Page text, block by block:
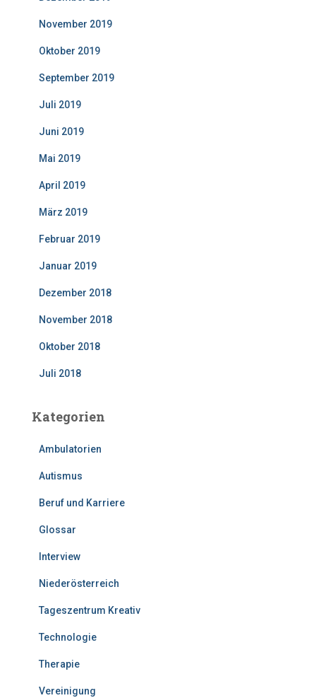
November 2019
Oktober 2019
September 2019
Juli 2019
Juni 2019
Mai 2019
April 2019
März 2019
Februar 2019
Januar 2019
Dezember 2018
November 2018
Oktober 2018
Juli 2018
Kategorien
Ambulatorien
Autismus
Beruf und Karriere
Glossar
Interview
Niederösterreich
Tageszentrum Kreativ
Technologie
Therapie
Vereinigung